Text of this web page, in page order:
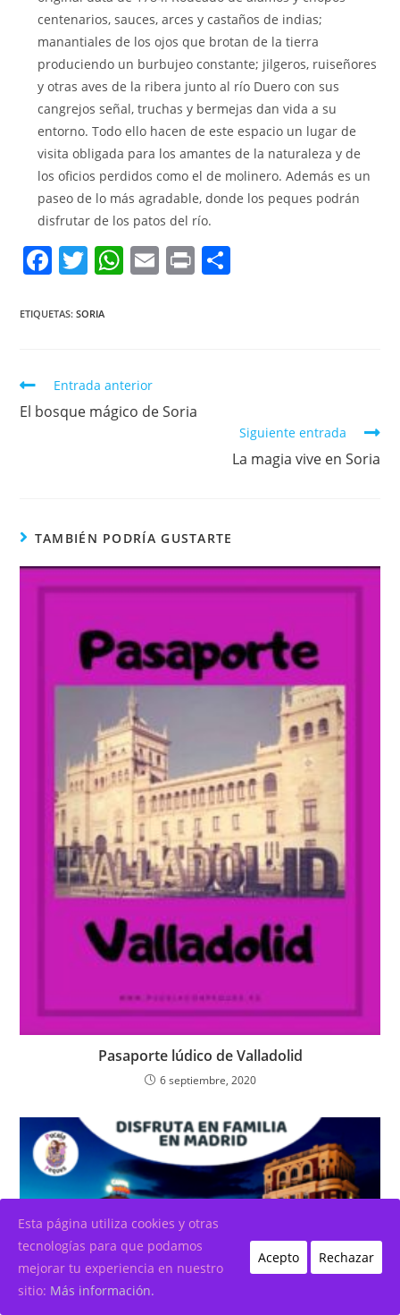
centenarios, sauces, arces y castaños de indias;
manantiales de los ojos que brotan de la tierra
produciendo un burbujeo constante; jilgeros, ruiseñores
y otras aves de la ribera junto al río Duero con sus
cangrejos señal, truchas y bermejas dan vida a su
entorno. Todo ello hacen de este espacio un lugar de
visita obligada para los amantes de la naturaleza y de
los oficios perdidos como el de molinero. Además es un
paseo de lo más agradable, donde los peques podrán
disfrutar de los patos del río.
F
c
b
o
o
T
itt
W
A
p
E Pr
ETIQUETAS:SORIA
Entrada anterior
El bosque mágico de Soria
Siguiente entrada
La magia vive en Soria
TAMBIÉN PODRÍA GUSTARTE
Pasaporte lúdico de Valladolid
6 septiembre, 2020
Esta página utiliza cookies y otras
tecnologías para que podamos
mejorar tu experiencia en nuestro
sitio: Más información.
Acepto Rechazar